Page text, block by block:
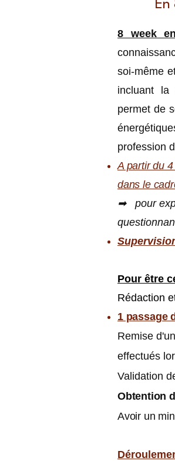
8 week
soi-même
incluant la
permet de
profession
A partir du
dans le
➡ pour
Pour être
Rédaction
1 passage
Remise
effectués
Validation
Obtention
Avoir un